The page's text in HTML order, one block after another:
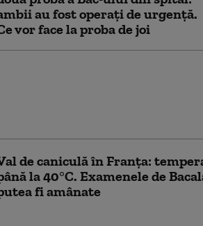
au fost operați de urgență.
vor face la proba de joi
de caniculă în Franţa:
la 40°C. Examenele de
fi amânate